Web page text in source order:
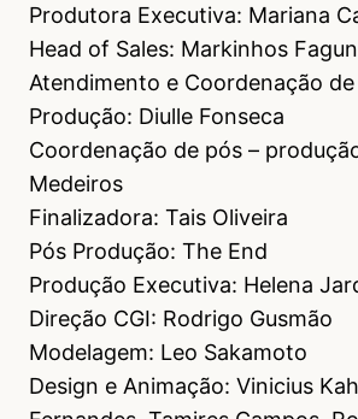
Produtora Executiva: Mariana
Head of Sales: Markinhos
Atendimento e Coordenação de
Produção: Diulle Fonseca
Coordenação de pós –
Medeiros
Finalizadora: Tais Oliveira
Pós Produção: The End
Produção Executiva: Helena
Direção CGI: Rodrigo Gusmão
Modelagem: Leo Sakamoto
Design e Animação: Vinicius